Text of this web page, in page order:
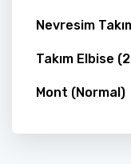
Nevresim
Takım Elbise
Mont (Normal)